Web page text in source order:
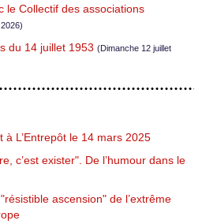
le Collectif des associations
du 14 juillet 1953 (Dimanche 12 juillet
L’Entrepôt le 14 mars 2025
c’est exister". De l’humour dans le
ascension" de l’extrême